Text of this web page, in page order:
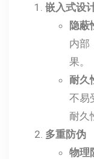
嵌入式设
隐蔽
内部
果。
耐久
不易
耐久
多重防伪
物理